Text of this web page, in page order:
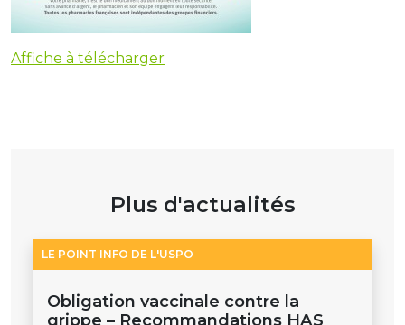
Affiche à télécharger
Plus d'actualités
LE POINT INFO DE L'USPO
Obligation vaccinale contre la
grippe – Recommandations HAS